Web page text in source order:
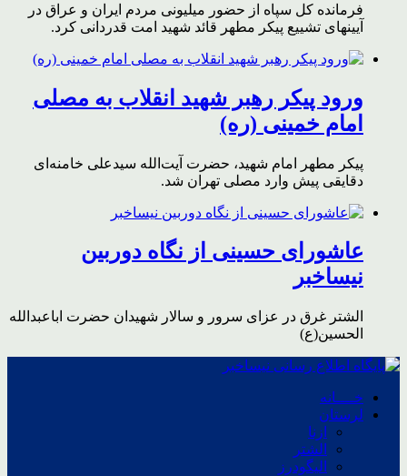
فرمانده کل سپاه از حضور میلیونی مردم ایران و عراق در
آیینهای تشییع پیکر مطهر قائد شهید امت قدردانی کرد.
ورود پیکر رهبر شهید انقلاب به مصلی
امام خمینی (ره)
پیکر مطهر امام شهید،‌ حضرت آیت‌الله سیدعلی خامنه‌ای
دقایقی پیش وارد مصلی تهران شد.
عاشورای حسینی از نگاه دوربین
نیساخبر
الشتر غرق در عزای سرور و سالار شهیدان حضرت اباعبدالله
الحسین(ع)
خــــانه
لرستان
ازنا
الشتر
الیگودرز